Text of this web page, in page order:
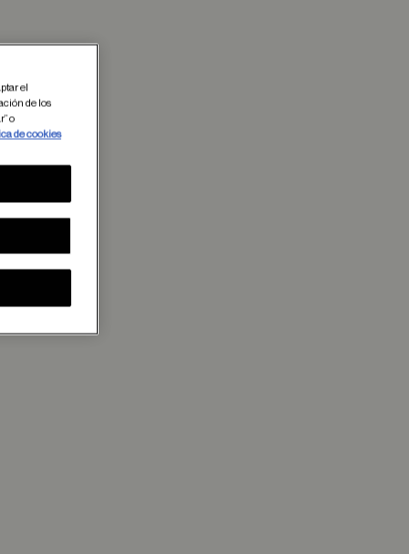
favoritos
el
de los
o
de cookies